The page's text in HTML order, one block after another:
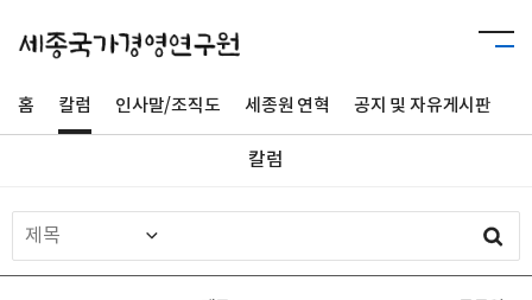
홈 칼럼 인사말/조직도 세종원 연혁 공지 및 자유게시판
칼럼